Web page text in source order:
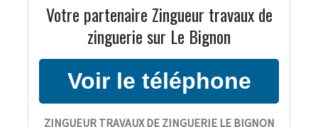
Votre partenaire Zingueur travaux de
zinguerie sur Le Bignon
ZINGUEUR TRAVAUX DE ZINGUERIE LE BIGNON